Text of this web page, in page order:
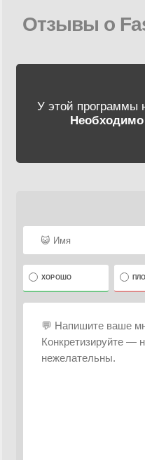
Отзывы о
У этой программы
Необходимо
ХОРОШО